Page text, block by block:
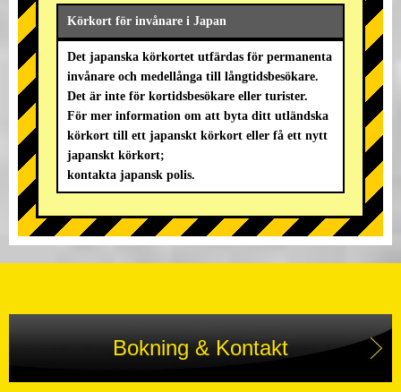
Körkort för invånare i Japan
Det japanska körkortet utfärdas för permanenta
invånare och medellånga till långtidsbesökare.
Det är inte för kortidsbesökare eller turister.
För mer information om att byta ditt utländska
körkort till ett japanskt körkort eller få ett nytt
japanskt körkort;
kontakta japansk polis.
Bokning & Kontakt